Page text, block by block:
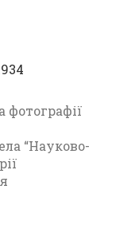
фотографії
“Науково-